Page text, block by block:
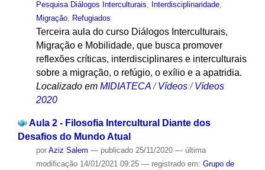
Pesquisa Diálogos Interculturais, Interdisciplinaridade,
Migração, Refugiados
Terceira aula do curso Diálogos Interculturais,
Migração e Mobilidade, que busca promover
reflexões críticas, interdisciplinares e interculturais
sobre a migração, o refúgio, o exílio e a apatridia.
Localizado em MIDIATECA /Vídeos /Vídeos
2020
Aula 2 - Filosofia Intercultural Diante dos
Desafios do Mundo Atual
por Aziz Salem — publicado25/11/2020 — última
modificação14/01/2021 09:25 — registrado em: Grupo de